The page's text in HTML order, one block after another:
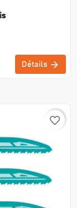
Détails
favorite_border